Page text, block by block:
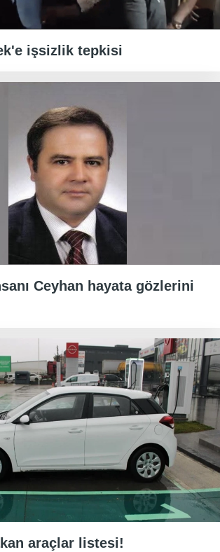
işsizlik tepkisi
Ceyhan hayata gözlerini
araçlar listesi!